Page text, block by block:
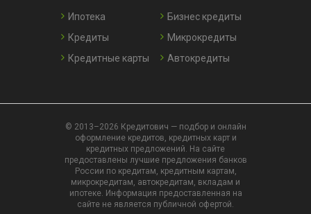
Ипотека
Кредиты
Кредитные карты
Бизнес кредиты
Микрокредиты
Автокредиты
© 2013–2026 Кредитович — подбор и онлайн
оформление кредитов, кредитных карт и
кредитных предложений. На сайте
предоставлены лучшие предложения банков
России по кредитам, кредитным картам,
микрокредитам, автокредитам, вкладам и
ипотеке. Информация предоставленная на
сайте не является публичной офертой.